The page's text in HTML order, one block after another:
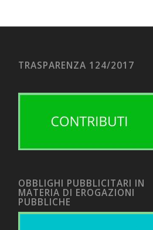
TRASPARENZA 124/2017
OBBLIGHI PUBBLICITARI IN
MATERIA DI EROGAZIONI
PUBBLICHE